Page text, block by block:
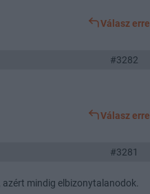
Válasz erre
#3282
Válasz erre
#3281
azért mindig elbizonytalanodok.